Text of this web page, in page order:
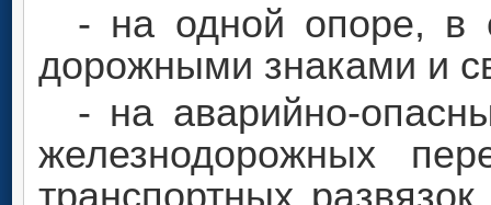
- на одной опоре, в
дорожными знаками и
- на аварийно-
железнодорожных
транспортных